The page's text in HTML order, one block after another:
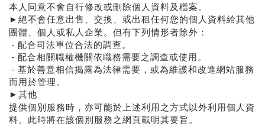
本人同意不會自行修改或刪除個人資料及檔案。
► 絕不會任意出售、交換、或出租任何您的個人資料給其他
團體、個人或私人企業。但有下列情形者除外：
- 配合司法單位合法的調查。
- 配合相關職權機關依職務需要之調查或使用。
- 基於善意相信揭露為法律需要，或為維護和改進網站服務
而用於管理。
► 其他
提供個別服務時，亦可能於上述利用之方式以外利用個人資
料。此時將在該個別服務之網頁載明其要旨。